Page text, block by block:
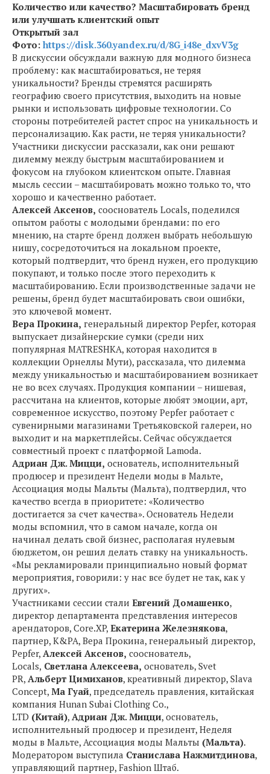
Количество или качество? Масштабировать бренд
или улучшать клиентский опыт
Открытый зал
Фото: https://disk.360.yandex.ru/d/8G_i48e_dxvV3g
В дискуссии обсуждали важную для модного бизнеса
проблему: как масштабироваться, не теряя
уникальности? Бренды стремятся расширять
географию своего присутствия, выходить на новые
рынки и использовать цифровые технологии. Со
стороны потребителей растет спрос на уникальность и
персонализацию. Как расти, не теряя уникальности?
Участники дискуссии рассказали, как они решают
дилемму между быстрым масштабированием и
фокусом на глубоком клиентском опыте. Главная
мысль сессии – масштабировать можно только то, что
хорошо и качественно работает.
Алексей Аксенов, сооснователь Locals, поделился
опытом работы с молодыми брендами: по его
мнению, на старте бренд должен выбрать небольшую
нишу, сосредоточиться на локальном проекте,
который подтвердит, что бренд нужен, его продукцию
покупают, и только после этого переходить к
масштабированию. Если производственные задачи не
решены, бренд будет масштабировать свои ошибки,
это ключевой момент.
Вера Прокина, генеральный директор Pepfer, которая
выпускает дизайнерские сумки (среди них
популярная MATRESHKA, которая находится в
коллекции Орнеллы Мути), рассказала, что дилемма
между уникальностью и масштабированием возникает
не во всех случаях. Продукция компании – нишевая,
рассчитана на клиентов, которые любят эмоции, арт,
современное искусство, поэтому Pepfer работает с
сувенирными магазинами Третьяковской галереи, но
выходит и на маркетплейсы. Сейчас обсуждается
совместный проект с платформой Lamoda.
Адриан Дж. Мицци, основатель, исполнительный
продюсер и президент Недели моды в Мальте,
Ассоциация моды Мальты (Мальта), подтвердил, что
качество всегда в приоритете: «Количество
достигается за счет качества». Основатель Недели
моды вспомнил, что в самом начале, когда он
начинал делать свой бизнес, располагая нулевым
бюджетом, он решил делать ставку на уникальность.
«Мы рекламировали принципиально новый формат
мероприятия, говорили: у нас все будет не так, как у
других».
Участниками сессии стали Евгений Домашенко,
директор департамента представления интересов
арендаторов, Core.XP, Екатерина Железнякова,
партнер, K&PA, Вера Прокина, генеральный директор,
Pepfer, Алексей Аксенов, сооснователь,
Locals, Светлана Алексеева, основатель, Svet
PR, Альберт Цимиханов, креативный директор, Slava
Concept, Ма Гуай, председатель правления, китайская
компания Hunan Subai Clothing Co.,
LTD (Китай), Адриан Дж. Мицци, основатель,
исполнительный продюсер и президент, Неделя
моды в Мальте, Ассоциация моды Мальты (Мальта).
Модератором выступила Станислава Нажмитдинова,
управляющий партнер, Fashion Штаб.